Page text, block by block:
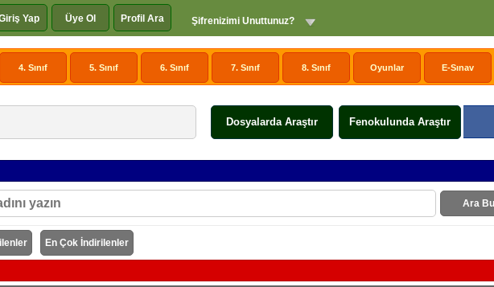
Yap Üye Ol Profil Ara Şifrenizimi Unuttunuz?
4. Sınıf 5. Sınıf 6. Sınıf 7. Sınıf 8. Sınıf Oyunlar E-Sınav
Dosyalarda Araştır Fenokulunda Araştır
Ara
En Çok İndirilenler